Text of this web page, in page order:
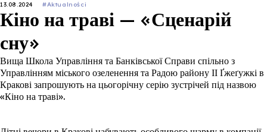
13.08.2024 #Aktualności
Кіно на траві — «Сценарій
сну»
Вища Школа Управління та Банківської Справи спільно з
Управлінням міського озеленення та Радою району ІІ Ґжеґужкі в
Кракові запрошують на цьогорічну серію зустрічей під назвою
«Кіно на траві».